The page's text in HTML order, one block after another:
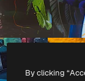
ferramentas
Todos os direitos
By clicking